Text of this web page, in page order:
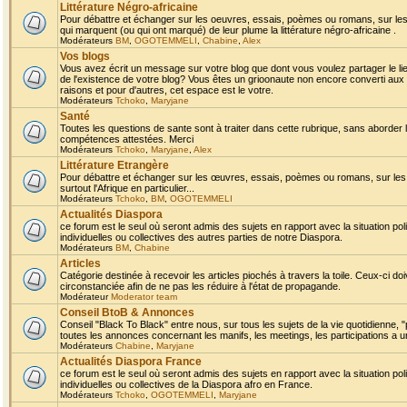
Littérature Négro-africaine
Pour débattre et échanger sur les oeuvres, essais, poèmes ou romans, sur
qui marquent (ou qui ont marqué) de leur plume la littérature négro-africaine .
Modérateurs BM OGOTEMMELI Chabine Alex
Vos blogs
Vous avez écrit un message sur votre blog que dont vous voulez partager le
de l'existence de votre blog? Vous êtes un grioonaute non encore converti
raisons et pour d'autres, cet espace est le votre.
Modérateurs Tchoko Maryjane
Santé
Toutes les questions de sante sont à traiter dans cette rubrique, sans
compétences attestées. Merci
Modérateurs Tchoko Maryjane Alex
Littérature Etrangère
Pour débattre et échanger sur les œuvres, essais, poèmes ou romans, sur
surtout l'Afrique en particulier...
Modérateurs Tchoko BM OGOTEMMELI
Actualités Diaspora
ce forum est le seul où seront admis des sujets en rapport avec la situation
individuelles ou collectives des autres parties de notre Diaspora.
Modérateurs BM Chabine
Articles
Catégorie destinée à recevoir les articles piochés à travers la toile. Ceux-ci
circonstanciée afin de ne pas les réduire à l'état de propagande.
ModérateurModerator team
Conseil BtoB & Annonces
Conseil "Black To Black" entre nous, sur tous les sujets de la vie
toutes les annonces concernant les manifs, les meetings, les participations a
Modérateurs Chabine Maryjane
Actualités Diaspora France
ce forum est le seul où seront admis des sujets en rapport avec la situation
individuelles ou collectives de la Diaspora afro en France.
Modérateurs Tchoko OGOTEMMELI Maryjane